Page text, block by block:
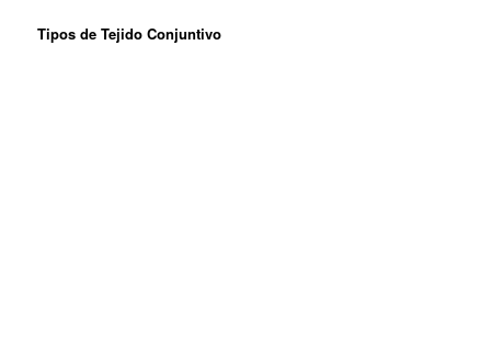
Tipos de Tejido Conjuntivo